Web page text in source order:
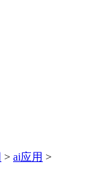
> ai应用 >